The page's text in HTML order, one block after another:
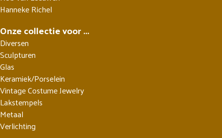
Hanneke Richel
Onze collectie voor ...
Diversen
Sculpturen
Glas
Keramiek/Porselein
Vintage Costume Jewelry
Lakstempels
Metaal
Verlichting